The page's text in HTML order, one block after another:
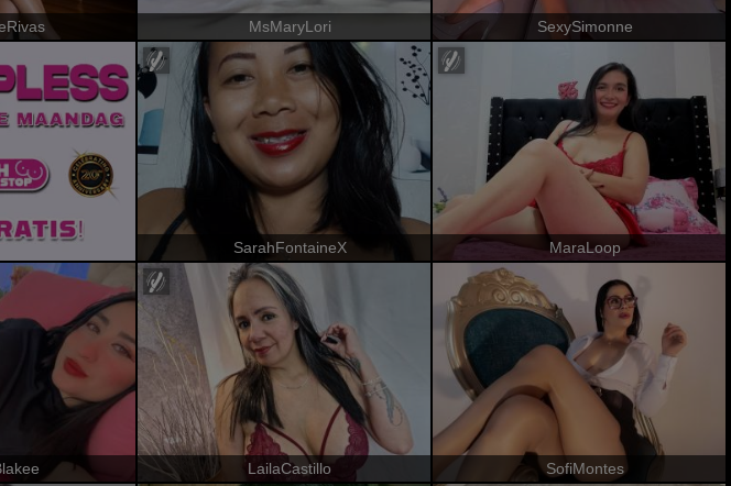
MsMaryLori SexySimonne
SarahFontaineX MaraLoop
LailaCastillo SofiMontes